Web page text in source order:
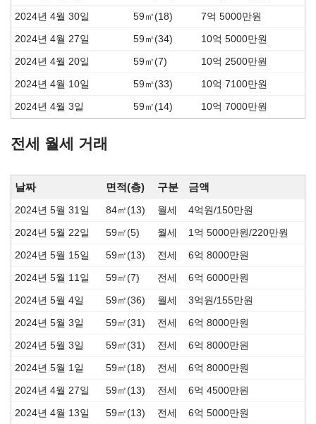
2024년 4월 30일 59㎡(18) 7억 5000만원
2024년 4월 27일 59㎡(34) 10억 5000만원
2024년 4월 20일 59㎡(7) 10억 2500만원
2024년 4월 10일 59㎡(33) 10억 7100만원
2024년 4월 3일 59㎡(14) 10억 7000만원
전세 월세 거래
날짜 면적(층) 구분 금액
2024년 5월 31일 84㎡(13) 월세 4억원/150만원
2024년 5월 22일 59㎡(5) 월세 1억 5000만원/220만원
2024년 5월 15일 59㎡(13) 전세 6억 8000만원
2024년 5월 11일 59㎡(7) 전세 6억 6000만원
2024년 5월 4일 59㎡(36) 월세 3억원/155만원
2024년 5월 3일 59㎡(31) 전세 6억 8000만원
2024년 5월 3일 59㎡(31) 전세 6억 8000만원
2024년 5월 1일 59㎡(18) 전세 6억 8000만원
2024년 4월 27일 59㎡(13) 전세 6억 4500만원
2024년 4월 13일 59㎡(13) 전세 6억 5000만원